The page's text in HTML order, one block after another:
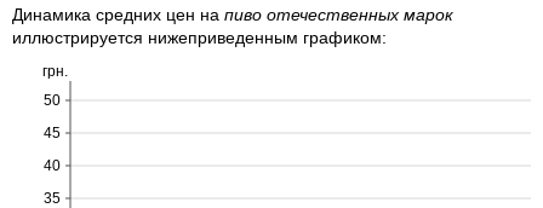
Динамика средних цен на пиво отечественных марок
иллюстрируется нижеприведенным графиком:
35
40
45
50
грн.